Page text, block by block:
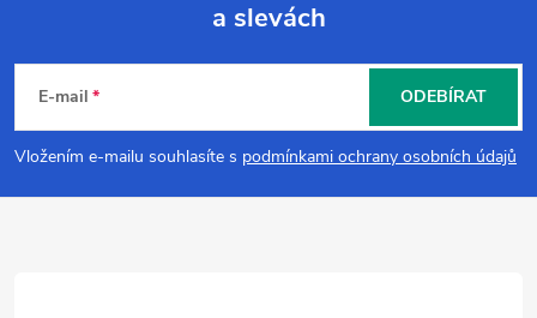
p
a
a slevách
E-mail
Vložením e-mailu souhlasíte s podmínkami ochrany osobních údajů
ODEBÍRAT